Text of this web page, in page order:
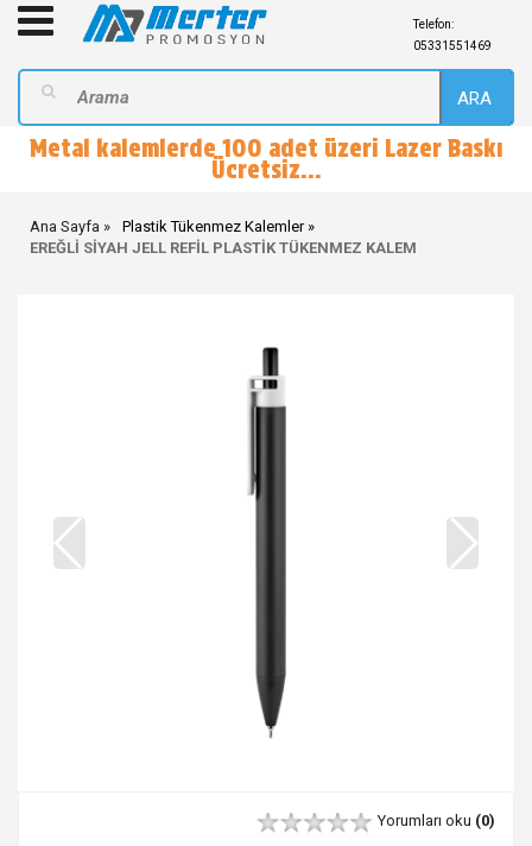
Telefon:
05331551469
ARA
Metal kalemlerde 100 adet üzeri Lazer Baskı
Ücretsiz...
Ana Sayfa
Plastik Tükenmez Kalemler
EREĞLİ SİYAH JELL REFİL PLASTİK TÜKENMEZ KALEM
Yorumları oku (0)